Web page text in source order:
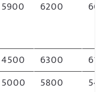
5900 6200
4500 6300
5000 5800